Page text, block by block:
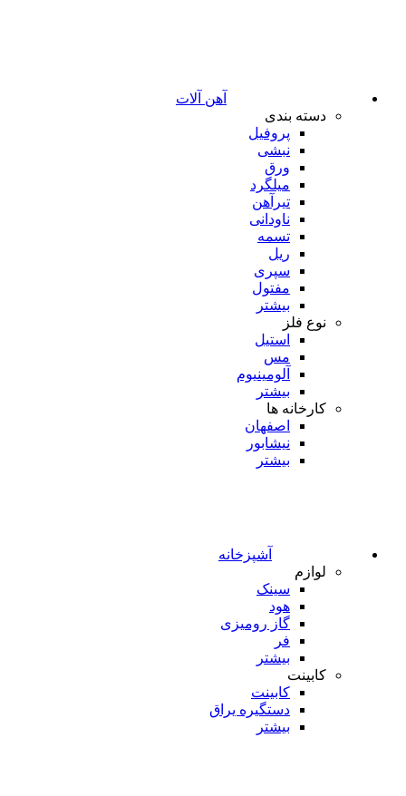
آهن آلات
دسته بندی
پروفیل
نبشی
ورق
میلگرد
تیرآهن
ناودانی
تسمه
ریل
سپری
مفتول
بیشتر
نوع فلز
استیل
مس
آلومینیوم
بیشتر
کارخانه ها
اصفهان
نیشابور
بیشتر
آشپزخانه
لوازم
سینک
هود
گاز رومیزی
فر
بیشتر
کابینت
کابینت
دستگیره یراق
بیشتر